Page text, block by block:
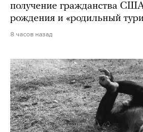
получение гражданства
рождения и «родильный
8 часов назад